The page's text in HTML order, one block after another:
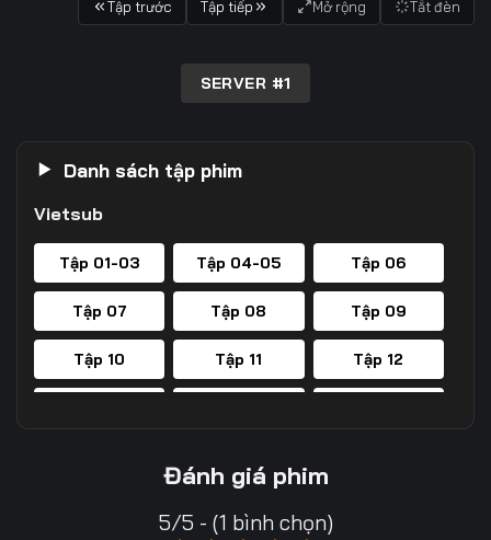
Tập trước Tập tiếp Mở rộng Tắt đèn
SERVER #1
Danh sách tập phim
Vietsub
Tập 01-03 Tập 04-05 Tập 06
Tập 07 Tập 08 Tập 09
Tập 10 Tập 11 Tập 12
Đánh giá phim
5/5 - (1 bình chọn)